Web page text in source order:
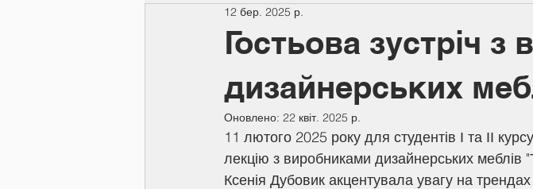
Гостьова зустріч
дизайнерських
12 бер. 2025 р.
Оновлено: 22 квіт. 2025 р.
11 лютого 2025 року для студентів І та ІІ
лекцію з виробниками дизайнерських
Ксенія Дубовик акцентувала увагу на